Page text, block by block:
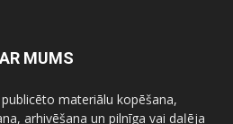
MUMS
publicēto materiālu kopēšana,
arhivēšana un pilnīga vai daļēja